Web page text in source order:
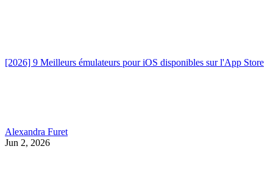
[2026] 9 Meilleurs émulateurs pour iOS disponibles sur l'App Store
Alexandra Furet
Jun 2, 2026